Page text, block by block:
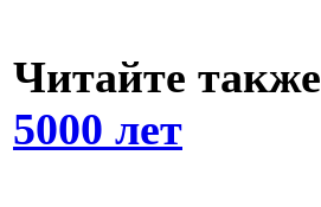
Читайте также
5000 лет